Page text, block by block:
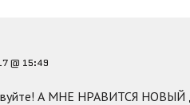
@ 15:49
А МНЕ НРАВИТСЯ